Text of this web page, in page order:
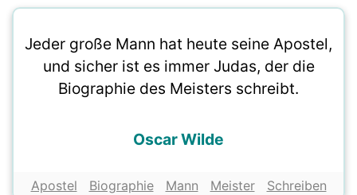
Jeder große Mann hat heute seine Apostel,
und sicher ist es immer Judas, der die
Biographie des Meisters schreibt.
Oscar Wilde
Apostel Biographie Mann Meister Schreiben